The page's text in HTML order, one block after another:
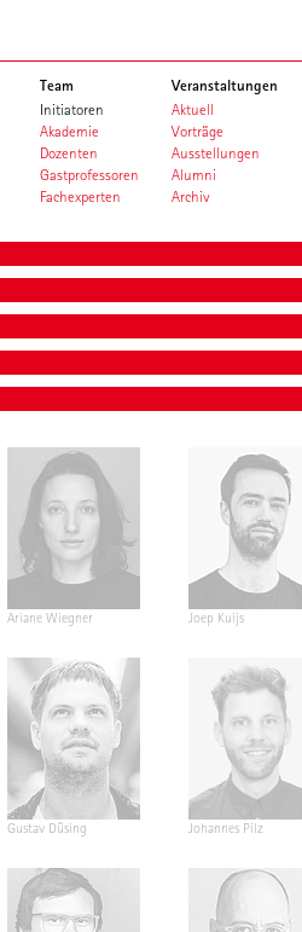
Team
Initiatoren
Akademie
Dozenten
Gastprofessoren
Fachexperten
Veranstaltungen
Aktuell
Vorträge
Ausstellungen
Alumni
Archiv
Ariane Wiegner Joep Kuijs
Gustav Düsing Johannes Pilz